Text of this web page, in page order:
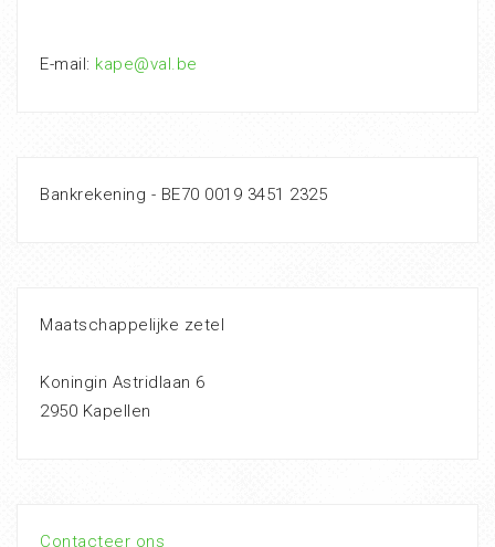
E-mail: kape@val.be
Bankrekening - BE70 0019 3451 2325
Maatschappelijke zetel
Koningin Astridlaan 6
2950 Kapellen
Contacteer ons